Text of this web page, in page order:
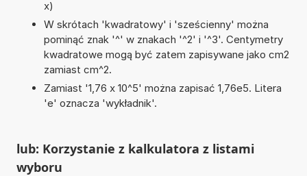
x)
W skrótach 'kwadratowy' i 'sześcienny' można
pominąć znak '^' w znakach '^2' i '^3'. Centymetry
kwadratowe mogą być zatem zapisywane jako cm2
zamiast cm^2.
Zamiast '1,76 x 10^5' można zapisać 1,76e5. Litera
'e' oznacza 'wykładnik'.
lub: Korzystanie z kalkulatora z listami
wyboru